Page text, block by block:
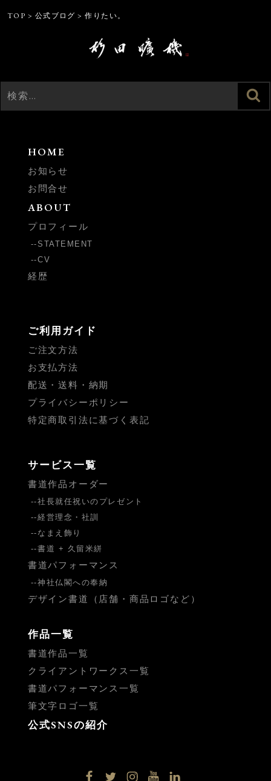
TOP > 公式ブログ >作りたい。
検
索:
HOME
お知らせ
お問合せ
ABOUT
プロフィール
STATEMENT
CV
経歴
ご利用ガイド
ご注文方法
お支払方法
配送・送料・納期
プライバシーポリシー
特定商取引法に基づく表記
サービス一覧
書道作品オーダー
社長就任祝いのプレゼント
経営理念・社訓
なまえ飾り
書道 + 久留米絣
書道パフォーマンス
神社仏閣への奉納
デザイン書道（店舗・商品ロゴなど）
作品一覧
書道作品一覧
クライアントワークス一覧
書道パフォーマンス一覧
筆文字ロゴ一覧
公式SNSの紹介
facebooktwitterinstagramYouTubeLinkedIn